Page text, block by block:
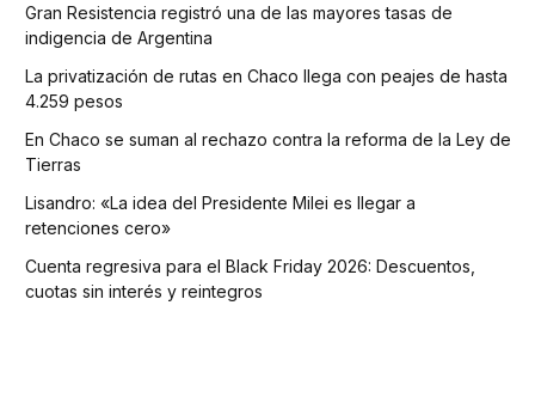
Gran Resistencia registró una de las mayores tasas de
indigencia de Argentina
La privatización de rutas en Chaco llega con peajes de hasta
4.259 pesos
En Chaco se suman al rechazo contra la reforma de la Ley de
Tierras
Lisandro: «La idea del Presidente Milei es llegar a
retenciones cero»
Cuenta regresiva para el Black Friday 2026: Descuentos,
cuotas sin interés y reintegros